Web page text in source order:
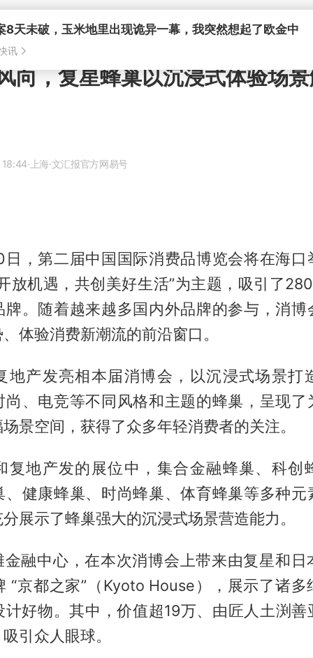
8天未破，玉米地里出现诡异一幕，我突然想起了欧金中
讯
向，复星蜂巢以沉浸式体验场
·上海·文汇报官方网易号
，第二届中国国际消费品博览会将在海口
放机遇，共创美好生活”为主题，吸引了
牌。随着越来越多国内外品牌的参与，消博
体验消费新潮流的前沿窗口。
地产发亮相本届消博会，以沉浸式场景打
尚、电竞等不同风格和主题的蜂巢，呈现了
景空间，获得了众多年轻消费者的关注。
复地产发的展位中，集合金融蜂巢、科创
、健康蜂巢、时尚蜂巢、体育蜂巢等多种元
展示了蜂巢强大的沉浸式场景营造能力。
金融中心，在本次消博会上带来由复星和日
“京都之家”（Kyoto House），展示了诸多
计好物。其中，价值超19万、由匠人土渕善
引众人眼球。